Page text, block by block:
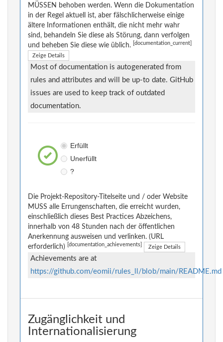
MÜSSEN behoben werden. Wenn die Dokumentation
in der Regel aktuell ist, aber fälschlicherweise einige
ältere Informationen enthält, die nicht mehr wahr
sind, behandeln Sie diese als Störung, dann verfolgen
und beheben Sie diese wie üblich.
[documentation_current]
Zeige Details
Most of documentation is autogenerated from
rules and attributes and will be up-to date. GitHub
issues are used to keep track of outdated
documentation.
Erfüllt
Unerfüllt
?
Die Projekt-Repository-Titelseite und / oder Website
MUSS alle Errungenschaften, die erreicht wurden,
einschließlich dieses Best Practices Abzeichens,
innerhalb von 48 Stunden nach der öffentlichen
Anerkennung ausweisen und verlinken. (URL
erforderlich)
[documentation_achievements] Zeige Details
Achievements are at
https://github.com/eomii/rules_ll/blob/main/README.md
Zugänglichkeit und
Internationalisierung